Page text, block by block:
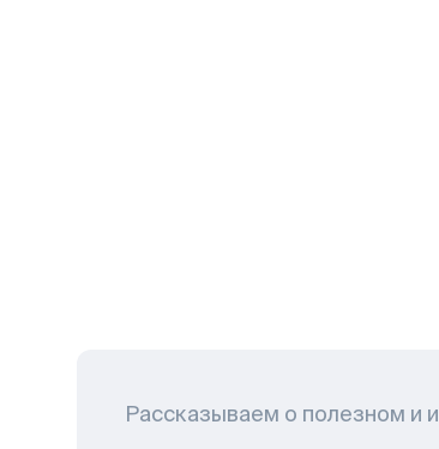
Рассказываем о полезном и